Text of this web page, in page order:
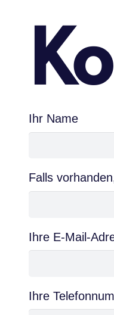
Ihr Name
Falls
Ihre E-Mail-
Ihre